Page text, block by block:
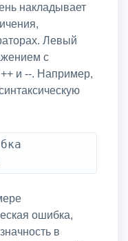
накладывает
Левый
с
и --. Например,
ошибка,
в